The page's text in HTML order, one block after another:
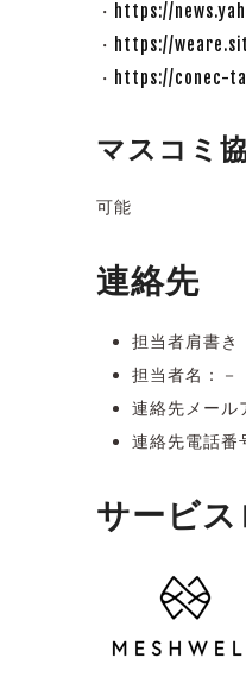
・ https://
・ https://
・ https://conec-
マスコミ
可能
連絡先
担当者肩書き
担当者名：－
連絡先メール
連絡先電話番
サービ